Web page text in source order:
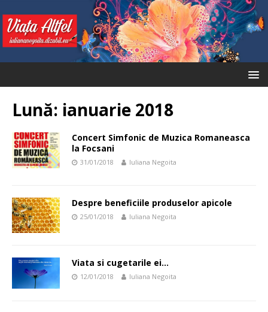
Lună: ianuarie 2018
Concert Simfonic de Muzica Romaneasca
la Focsani
31/01/2018 Iuliana Negoita
Despre beneficiile produselor apicole
25/01/2018 Iuliana Negoita
Viata si cugetarile ei…
12/01/2018 Iuliana Negoita